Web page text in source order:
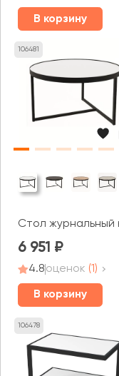
В корзину
106481
Стол журнальный
6 951
4.8оценок (1)
В корзину
106478